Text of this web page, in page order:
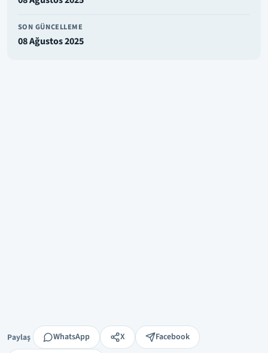
SON GÜNCELLEME
08 Ağustos 2025
Paylaş
Paylaş WhatsApp X
Facebook